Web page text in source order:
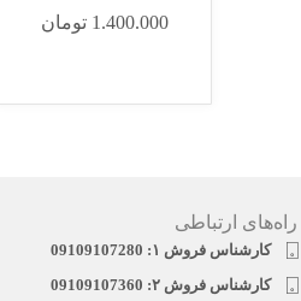
1.400.000 تومان
راه‌های ارتباطی
کارشناس فروش ۱: 09109107280
کارشناس فروش ۲: 09109107360